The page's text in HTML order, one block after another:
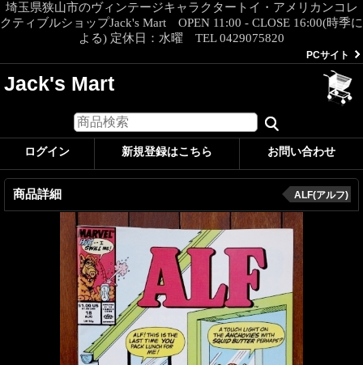
埼玉県狭山市のヴィンテージキャラクタートイ・アメリカンコレ
クティブルショップJack's Mart OPEN 11:00 - CLOSE 16:00(時季に
よる) 定休日：水曜 TEL 0429075820
PCサイト
Jack's Mart
ログイン 新規登録はこちら お問い合わせ
商品詳細 ALF(アルフ)